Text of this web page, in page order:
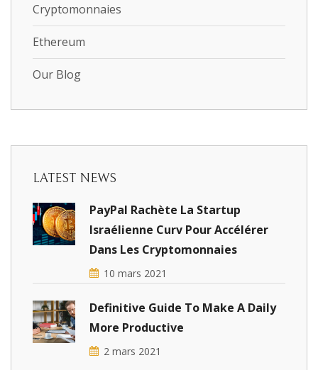
Cryptomonnaies
Ethereum
Our Blog
LATEST NEWS
PayPal Rachète La Startup
Israélienne Curv Pour Accélérer
Dans Les Cryptomonnaies
10 mars 2021
Definitive Guide To Make A Daily
More Productive
2 mars 2021